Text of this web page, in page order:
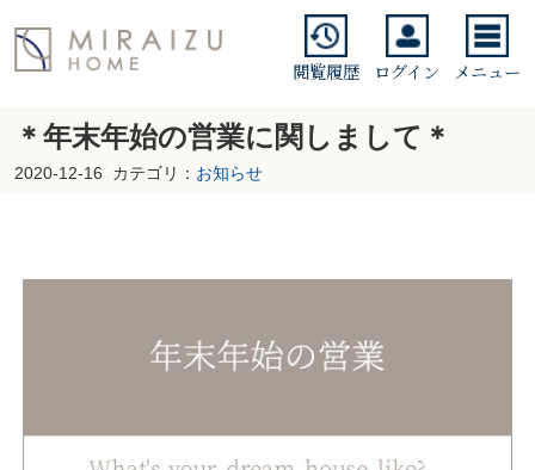
閲覧履歴 ログイン メニュー
＊年末年始の営業に関しまして＊
2020-12-16 カテゴリ： お知らせ